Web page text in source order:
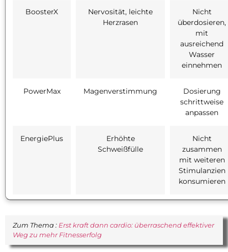
BoosterX
Nervosität, leichte
Herzrasen
Nicht
überdosieren,
mit
ausreichend
Wasser
einnehmen
PowerMax Magenverstimmung
Dosierung
schrittweise
anpassen
EnergiePlus
Erhöhte
Schweißfülle
Nicht
zusammen
mit weiteren
Stimulanzien
konsumieren
Zum Thema : Erst kraft dann cardio: überraschend effektiver
Weg zu mehr Fitnesserfolg